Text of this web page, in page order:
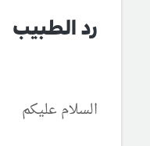
رد الطبيب
السلام عليكم